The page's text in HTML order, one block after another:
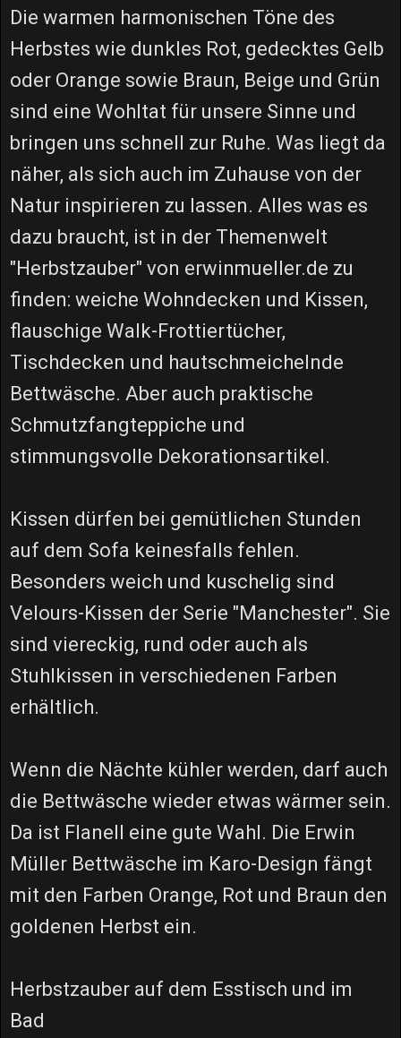
Die warmen harmonischen Töne des
Herbstes wie dunkles Rot, gedecktes Gelb
oder Orange sowie Braun, Beige und Grün
sind eine Wohltat für unsere Sinne und
bringen uns schnell zur Ruhe. Was liegt da
näher, als sich auch im Zuhause von der
Natur inspirieren zu lassen. Alles was es
dazu braucht, ist in der Themenwelt
"Herbstzauber" von erwinmueller.de zu
finden: weiche Wohndecken und Kissen,
flauschige Walk-Frottiertücher,
Tischdecken und hautschmeichelnde
Bettwäsche. Aber auch praktische
Schmutzfangteppiche und
stimmungsvolle Dekorationsartikel.
Kissen dürfen bei gemütlichen Stunden
auf dem Sofa keinesfalls fehlen.
Besonders weich und kuschelig sind
Velours-Kissen der Serie "Manchester". Sie
sind viereckig, rund oder auch als
Stuhlkissen in verschiedenen Farben
erhältlich.
Wenn die Nächte kühler werden, darf auch
die Bettwäsche wieder etwas wärmer sein.
Da ist Flanell eine gute Wahl. Die Erwin
Müller Bettwäsche im Karo-Design fängt
mit den Farben Orange, Rot und Braun den
goldenen Herbst ein.
Herbstzauber auf dem Esstisch und im
Bad